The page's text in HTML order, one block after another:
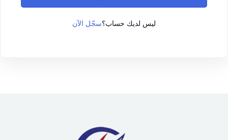
ليس لديك حساب؟سجّل الآن